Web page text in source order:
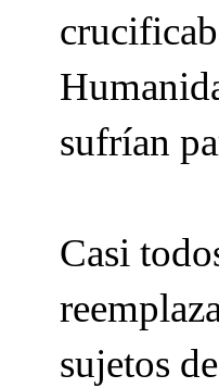
sufrían
Casi
sujetos